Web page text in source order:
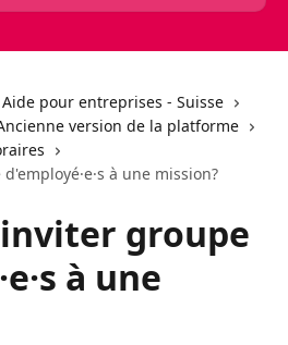
Aide pour entreprises - Suisse
version de la platforme
à une mission?
groupe
à une